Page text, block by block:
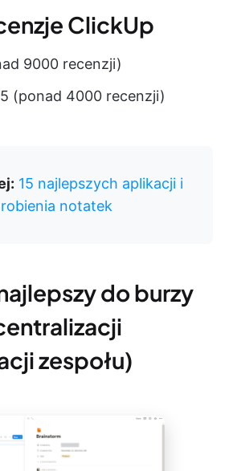
ClickUp
9000 recenzji)
(ponad 4000 recenzji)
15 najlepszych aplikacji i
notatek
do burzy
zespołu)